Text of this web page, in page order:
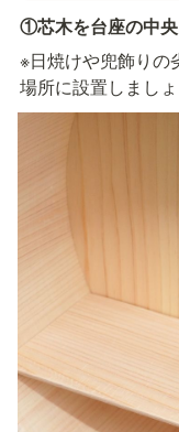
①芯木を台座の中央
※日焼けや兜飾りの
場所に設置しましょ